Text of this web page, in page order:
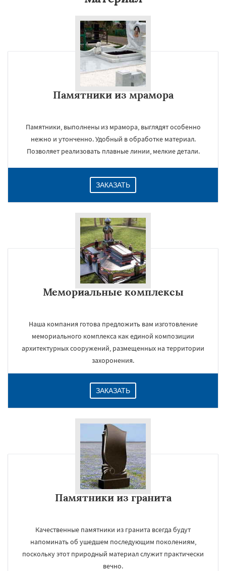
Памятники из мрамора
Памятники, выполнены из мрамора, выглядят особенно
нежно и утонченно. Удобный в обработке материал.
Позволяет реализовать плавные линии, мелкие детали.
ЗАКАЗАТЬ
Мемориальные комплексы
Наша компания готова предложить вам изготовление
мемориального комплекса как единой композиции
архитектурных сооружений, размещенных на территории
захоронения.
ЗАКАЗАТЬ
Памятники из гранита
Качественные памятники из гранита всегда будут
напоминать об ушедшем последующим поколениям,
поскольку этот природный материал служит практически
вечно.